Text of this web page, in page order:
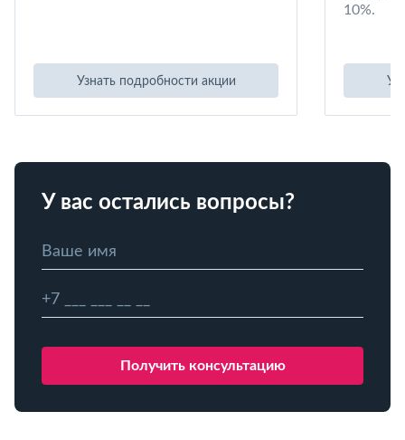
Узнать подробности акции
10%.
У вас остались вопросы?